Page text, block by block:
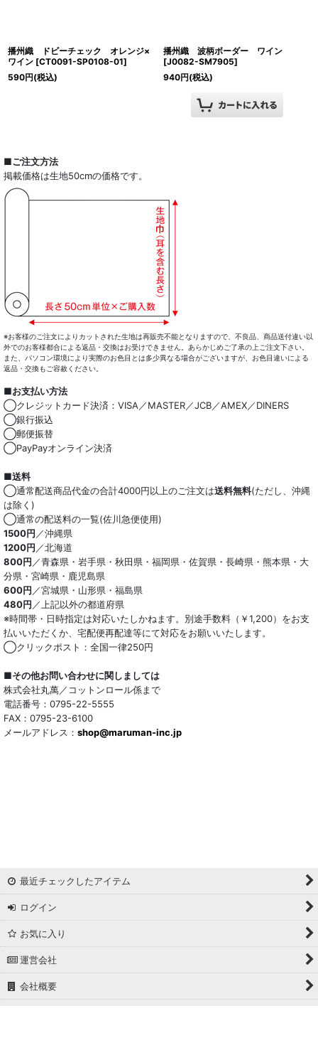
播州織 ドビーチェック オレンジ×
ワイン [CT0091-SP0108-01]
590円(税込)
播州織 波柄ボーダー ワイン
[J0082-SM7905]
940円(税込)
■ご注文方法
掲載価格は生地50cmの価格です。
※お客様のご注文によりカットされた生地は再販売不能となりますので、不良品、商品送付違い以
外でのお客様都合による返品・交換はお受けできません。あらかじめご了承の上ご注文下さい。
また、パソコン環境により実際のお色目とは多少異なる場合がございますが、お色目違いによる
返品・交換もご容赦ください。
■お支払い方法
◯クレジットカード決済：VISA／MASTER／JCB／AMEX／DINERS
◯銀行振込
◯郵便振替
◯PayPayオンライン決済
■送料
◯通常配送商品代金の合計4000円以上のご注文は送料無料(ただし、沖縄
は除く)
◯通常の配送料の一覧(佐川急便使用)
1500円 ／沖縄県
1200円 ／北海道
800円 ／青森県・岩手県・秋田県・福岡県・佐賀県・長崎県・熊本県・大
分県・宮崎県・鹿児島県
600円 ／宮城県・山形県・福島県
480円 ／上記以外の都道府県
※時間帯・日時指定は対応いたしかねます。別途手数料（￥1,200）をお支
払いいただくか、宅配便再配達等にて対応をお願いいたします。
◯クリックポスト：全国一律250円
■その他お問い合わせに関しましては
株式会社丸萬／コットンロール係まで
電話番号：0795-22-5555
FAX：0795-23-6100
メールアドレス： shop@maruman-inc.jp
最近チェックしたアイテム
ログイン
お気に入り
運営会社
会社概要